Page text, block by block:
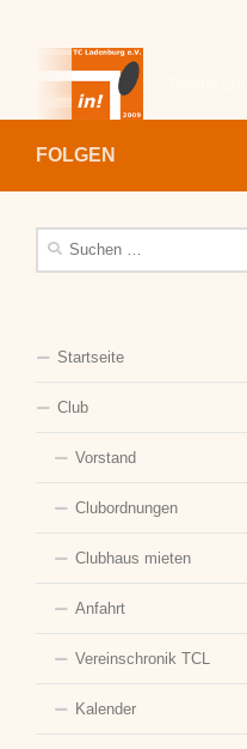
FOLGEN
Suchen
Startseite
Club
Vorstand
Clubordnungen
Clubhaus mieten
Anfahrt
Vereinschronik TCL
Kalender